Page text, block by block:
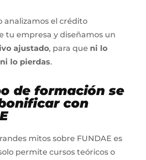
analizamos el crédito
tu empresa y diseñamos un
ajustado, para que ni lo
lo pierdas.
de formación se
con
mitos sobre FUNDAE es
permite cursos teóricos o